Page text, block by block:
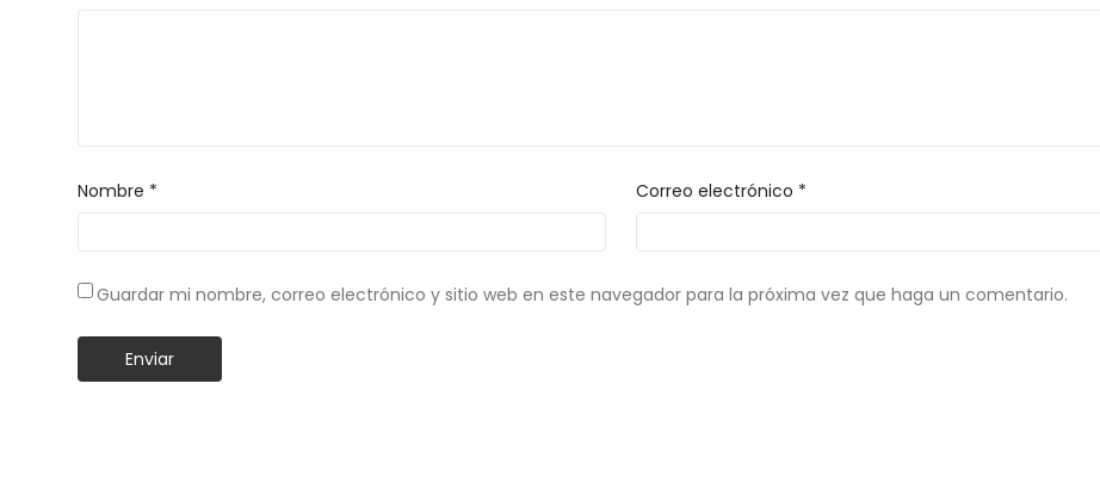
Nombre * Correo electrónico *
Guardar mi nombre, correo electrónico y sitio web en este navegador para la próxima vez que haga un comentario.